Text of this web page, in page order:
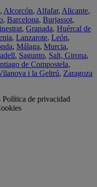
, Alcorcón, Alfafar, Alicante,
, Barcelona, Burjassot,
, Granada, Huércal de
, Lanzarote, León,
, Málaga, Murcia,
, Sagunto, Salt, Girona,
de Compostela,
i la Geltrú, Zaragoza
Política de privacidad